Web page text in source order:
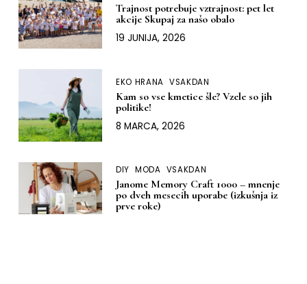
Trajnost potrebuje vztrajnost: pet let
akcije Skupaj za našo obalo
19 JUNIJA, 2026
EKO HRANA VSAKDAN
Kam so vse kmetice šle? Vzele so jih
politike!
8 MARCA, 2026
DIY MODA VSAKDAN
Janome Memory Craft 1000 – mnenje
po dveh mesecih uporabe (izkušnja iz
prve roke)